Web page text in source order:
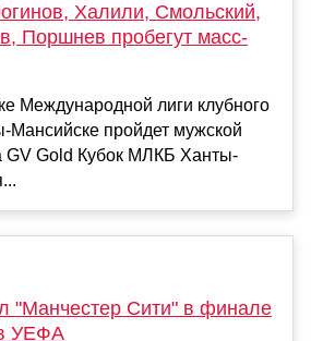
Халили, Смольский,
Поршнев пробегут масс-
Международной лиги клубного
Мансийске пройдет мужской
GV Gold Кубок МЛКБ Ханты-
"Манчестер Сити" в финале
УЕФА